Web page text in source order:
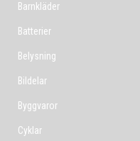
Barnkläder
Batterier
Belysning
Bildelar
Byggvaror
Cyklar